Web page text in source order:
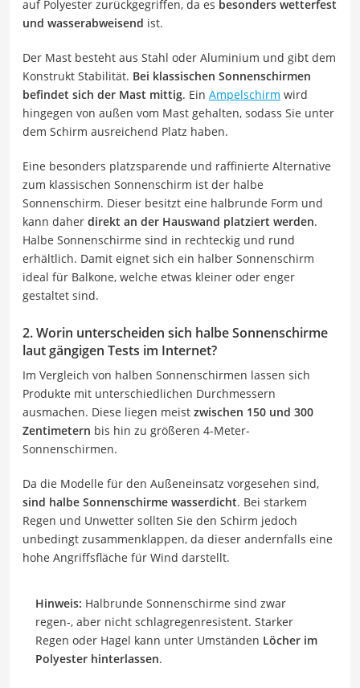
auf Polyester zurückgegriffen, da es besonders wetterfest
und wasserabweisend ist.
Der Mast besteht aus Stahl oder Aluminium und gibt dem
Konstrukt Stabilität. Bei klassischen Sonnenschirmen
befindet sich der Mast mittig. Ein Ampelschirm wird
hingegen von außen vom Mast gehalten, sodass Sie unter
dem Schirm ausreichend Platz haben.
Eine besonders platzsparende und raffinierte Alternative
zum klassischen Sonnenschirm ist der halbe
Sonnenschirm. Dieser besitzt eine halbrunde Form und
kann daher direkt an der Hauswand platziert werden.
Halbe Sonnenschirme sind in rechteckig und rund
erhältlich. Damit eignet sich ein halber Sonnenschirm
ideal für Balkone, welche etwas kleiner oder enger
gestaltet sind.
2. Worin unterscheiden sich halbe Sonnenschirme
laut gängigen Tests im Internet?
Im Vergleich von halben Sonnenschirmen lassen sich
Produkte mit unterschiedlichen Durchmessern
ausmachen. Diese liegen meist zwischen 150 und 300
Zentimetern bis hin zu größeren 4-Meter-
Sonnenschirmen.
Da die Modelle für den Außeneinsatz vorgesehen sind,
sind halbe Sonnenschirme wasserdicht. Bei starkem
Regen und Unwetter sollten Sie den Schirm jedoch
unbedingt zusammenklappen, da dieser andernfalls eine
hohe Angriffsfläche für Wind darstellt.
Hinweis: Halbrunde Sonnenschirme sind zwar
regen-, aber nicht schlagregenresistent. Starker
Regen oder Hagel kann unter Umständen Löcher im
Polyester hinterlassen.